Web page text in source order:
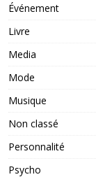
Événement
Livre
Media
Mode
Musique
Non classé
Personnalité
Psycho